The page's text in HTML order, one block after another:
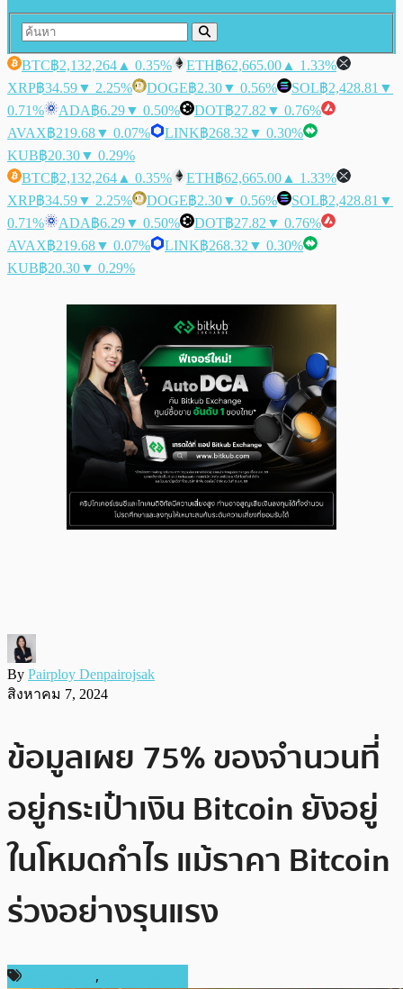
BTC฿2,132,264 ▲ 0.35% ETH฿62,665.00 ▲ 1.33%
XRP฿34.59▼ 2.25% DOGE฿2.30▼ 0.56% SOL฿2,428.81 ▼
0.71%
ADA฿6.29▼ 0.50% DOT฿27.82 ▼ 0.76%
AVAX฿219.68▼ 0.07% LINK฿268.32 ▼ 0.30%
KUB฿20.30▼ 0.29%
BTC฿2,132,264 ▲ 0.35% ETH฿62,665.00 ▲ 1.33%
XRP฿34.59▼ 2.25% DOGE฿2.30▼ 0.56% SOL฿2,428.81 ▼
0.71%
ADA฿6.29▼ 0.50% DOT฿27.82 ▼ 0.76%
AVAX฿219.68▼ 0.07% LINK฿268.32 ▼ 0.30%
KUB฿20.30▼ 0.29%
By Pairploy Denpairojsak
สิงหาคม 7, 2024
ข้อมูลเผย 75% ของจำนวนที่
อยู่กระเป๋าเงิน Bitcoin ยังอยู่
ในโหมดกำไร แม้ราคา Bitcoin
ร่วงอย่างรุนแรง
,